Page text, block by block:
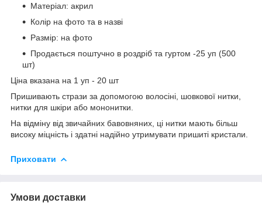
Матеріал: акрил
Колір на фото та в назві
Размір: на фото
Продається поштучно в роздріб та гуртом -25 уп (500
шт)
Ціна вказана на 1 уп - 20 шт
Пришивають стрази за допомогою волосіні, шовкової нитки,
нитки для шкіри або мононитки.
На відміну від звичайних бавовняних, ці нитки мають більш
високу міцність і здатні надійно утримувати пришиті кристали.
Приховати
Умови доставки